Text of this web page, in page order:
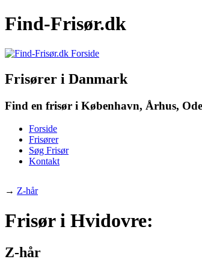
Find-Frisør.dk
Frisører i Danmark
Find en frisør i København, Århus,
Forside
Frisører
Søg Frisør
Kontakt
→ Z-hår
Frisør i Hvidovre:
Z-hår